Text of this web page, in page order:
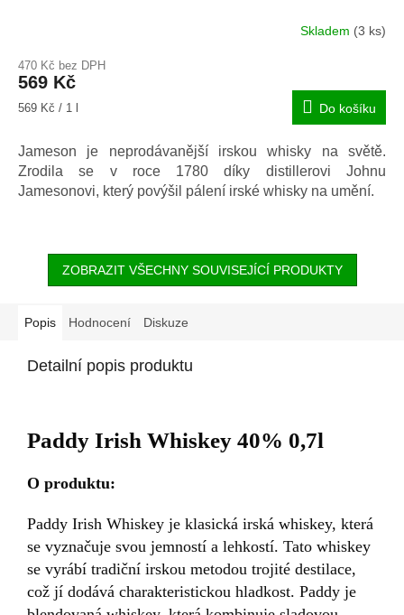
produktu
je
5,0
hvězdiček.
Skladem (3 ks)
470 Kč bez DPH
569 Kč
Měrná
569 Kč / 1 l Do košíku
Jameson je neprodávanější irskou whisky na světě.
Zrodila se v roce 1780 díky distillerovi Johnu
Jamesonovi, který povýšil pálení irské whisky na umění.
ZOBRAZIT VŠECHNY SOUVISEJÍCÍ PRODUKTY
Popis Hodnocení Diskuze
Detailní popis produktu
Paddy Irish Whiskey 40% 0,7l
O produktu:
Paddy Irish Whiskey je klasická irská whiskey, která
se vyznačuje svou jemností a lehkostí. Tato whiskey
se vyrábí tradiční irskou metodou trojité destilace,
což jí dodává charakteristickou hladkost. Paddy je